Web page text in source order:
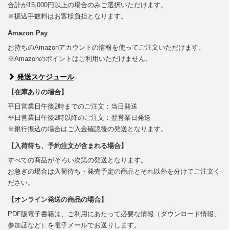
合計が15,000円以上の場合のみご選択いただけます。
※振込手数料はお客様負担となります。
Amazon Pay
お持ちのAmazonアカウントの情報を使ってご注文いただけます。
※Amazonのポイントはご利用いただけません。
発送スケジュール
【在庫ありの場合】
平日営業日午後2時までのご注文：当日発送
平日営業日午後2時以降のご注文：翌営業日発送
※銀行振込の場合はご入金確認後の発送となります。
【入荷待ち、予約注文が含まれる場合】
すべての商品がそろい次第の発送となります。
お急ぎの場合は入荷待ち・発売予定の商品とそれ以外を分けてご注文く
ださい。
【オンライン発送の商品の場合】
PDF版電子書籍は、ご利用にあたって必要な情報（ダウンロード情報、
参加証など）を電子メールでお送りします。